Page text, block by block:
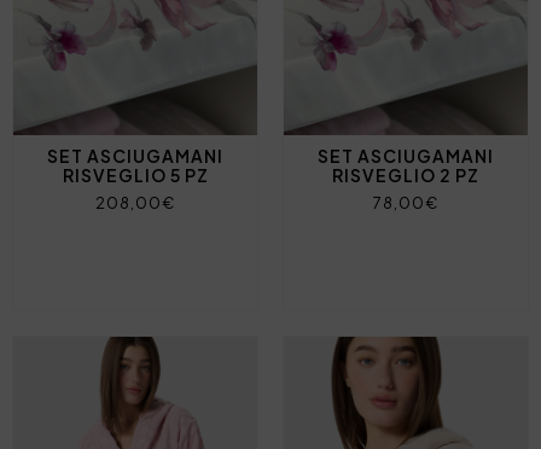
SET ASCIUGAMANI
RISVEGLIO 5 PZ
208,00€
SET ASCIUGAMANI
RISVEGLIO 2 PZ
78,00€